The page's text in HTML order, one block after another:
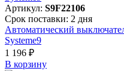
Артикул: S9F22106
Срок поставки: 2 дня
Автоматический
Systeme9
1 196 ₽
В корзинy